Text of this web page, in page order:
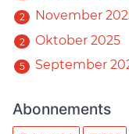
2 November
2 Oktober 2025
5 September
Abonnements